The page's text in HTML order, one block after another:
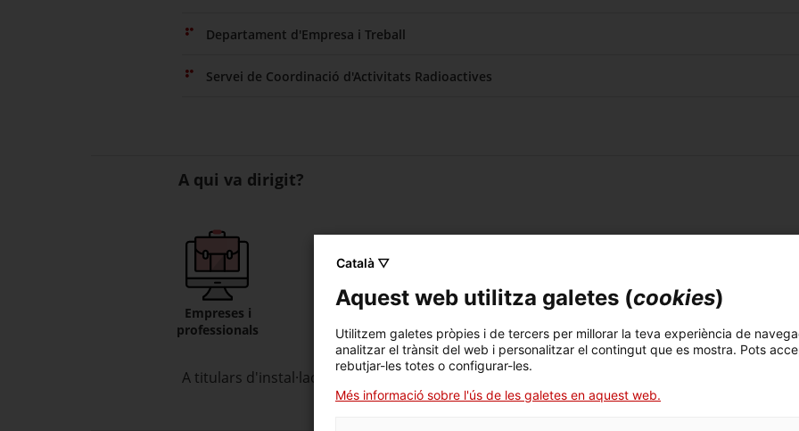
Departament d'Empresa i Treball
Servei de Coordinació d'Activitats Radioactives
A qui va dirigit?
Empreses i
professionals
A titulars d'instal·lacions radioactives.
Català ▽
Aquest web utilitza galetes (cookies)
Utilitzem galetes pròpies i de tercers per millorar la teva experiència de
analitzar el trànsit del web i personalitzar el contingut que es mostra. Pots
rebutjar-les totes o configurar-les.
Més informació sobre l'ús de les galetes en aquest web.